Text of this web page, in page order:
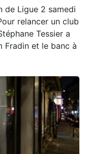
de Ligue 2 samedi
relancer un club
Tessier a
Fradin et le banc à